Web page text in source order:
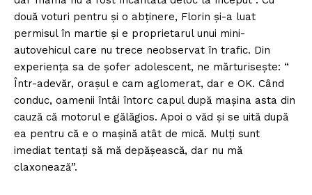
două voturi pentru și o abținere, Florin și-a luat
permisul în martie și e proprietarul unui mini-
autovehicul care nu trece neobservat în trafic. Din
experiența sa de șofer adolescent, ne mărturisește: “
Într-adevăr, orașul e cam aglomerat, dar e OK. Când
conduc, oamenii întâi întorc capul după mașina asta din
cauză că motorul e gălăgios. Apoi o văd și se uită după
ea pentru că e o mașină atât de mică. Mulți sunt
imediat tentați să mă depășească, dar nu mă
claxonează”.